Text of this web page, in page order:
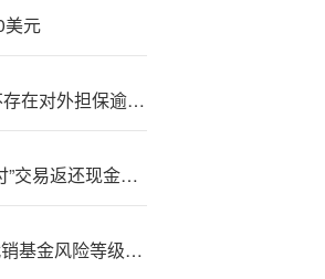
美元
华钰;矿业：公司不存在对外担保逾期的情形
贝,宝推出“先买后付”交易返还现金5%活动
银<行>批量上调代销基金风险等级，投资者如何应对？